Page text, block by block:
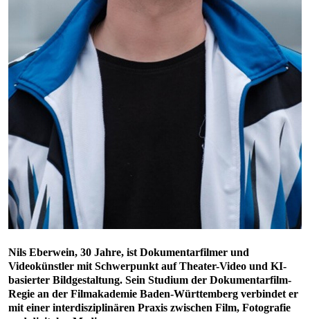
Nils Eberwein, 30 Jahre, ist Dokumentarfilmer und
Videokünstler mit Schwerpunkt auf Theater-Video und KI-
basierter Bildgestaltung. Sein Studium der Dokumentarfilm-
Regie an der Filmakademie Baden-Württemberg verbindet er
mit einer interdisziplinären Praxis zwischen Film, Fotografie